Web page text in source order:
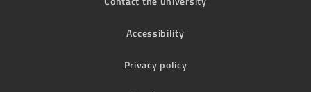
Accessibility
Privacy policy